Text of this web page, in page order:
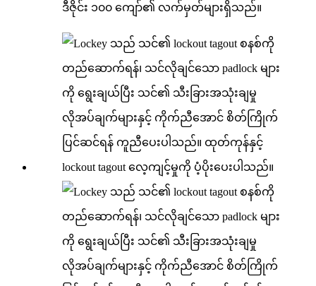
ဒီဇိုင်း ၁၀၀ ကျော်၏ လက်မှတ်များရှိသည်။